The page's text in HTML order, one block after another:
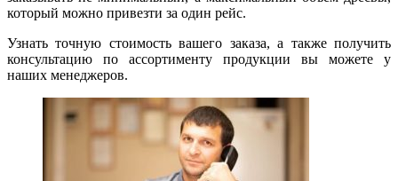
который можно привезти за один рейс.
Узнать точную стоимость вашего заказа, а также получить
консультацию по ассортименту продукции вы можете у
наших менеджеров.